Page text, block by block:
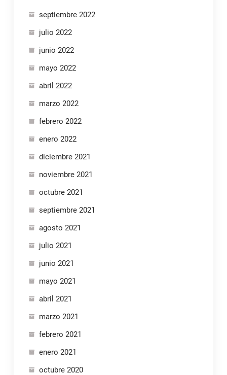
septiembre 2022
julio 2022
junio 2022
mayo 2022
abril 2022
marzo 2022
febrero 2022
enero 2022
diciembre 2021
noviembre 2021
octubre 2021
septiembre 2021
agosto 2021
julio 2021
junio 2021
mayo 2021
abril 2021
marzo 2021
febrero 2021
enero 2021
octubre 2020